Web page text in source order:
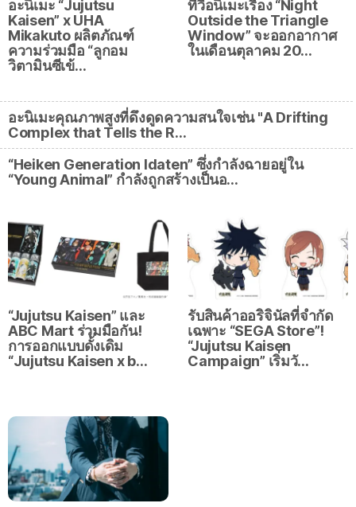
อะนิเมะ “Jujutsu
Kaisen” x UHA
Mikakuto ผลิตภัณฑ์
ความร่วมมือ “ลูกอม
วิตามินซีเข้…
ทีวีอนิเมะเรื่อง “Night
Outside the Triangle
Window” จะออกอากาศ
ในเดือนตุลาคม 20…
อะนิเมะคุณภาพสูงที่ดึงดูดความสนใจเช่น "A Drifting
Complex that Tells the R…
“Heiken Generation Idaten” ซึ่งกำลังฉายอยู่ใน
“Young Animal” กำลังถูกสร้างเป็นอ…
“Jujutsu Kaisen” และ
ABC Mart ร่วมมือกัน!
การออกแบบดั้งเดิม
“Jujutsu Kaisen x b…
รับสินค้าออริจินัลที่จำกัด
เฉพาะ “SEGA Store”!
“Jujutsu Kaisen
Campaign” เริ่มวั…